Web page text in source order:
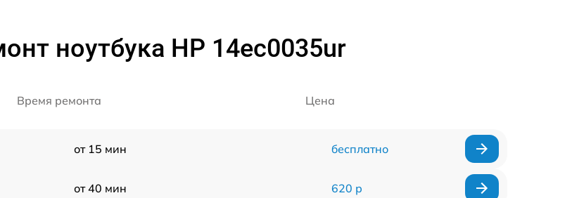
ноутбука HP 14ec0035ur
Время ремонта Цена
от 15 мин бесплатно
от 40 мин 620 р